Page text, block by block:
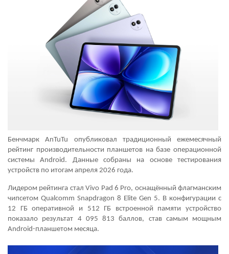
Бенчмарк AnTuTu опубликовал традиционный ежемесячный
рейтинг производительности планшетов на базе операционной
системы Android. Данные собраны на основе тестирования
устройств по итогам апреля 2026 года.
Лидером рейтинга стал Vivo Pad 6 Pro, оснащённый флагманским
чипсетом Qualcomm Snapdragon 8 Elite Gen 5. В конфигурации с
12 ГБ оперативной и 512 ГБ встроенной памяти устройство
показало результат 4 095 813 баллов, став самым мощным
Android-планшетом месяца.